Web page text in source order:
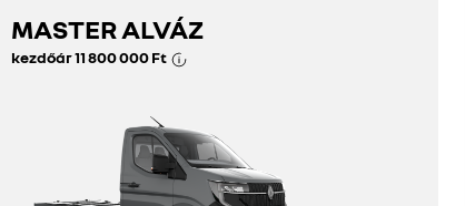
fedezze fel
MASTER ALVÁZ
kezdőár11 800 000 Ft